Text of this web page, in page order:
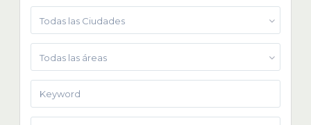
Todas las Ciudades
Todas las áreas